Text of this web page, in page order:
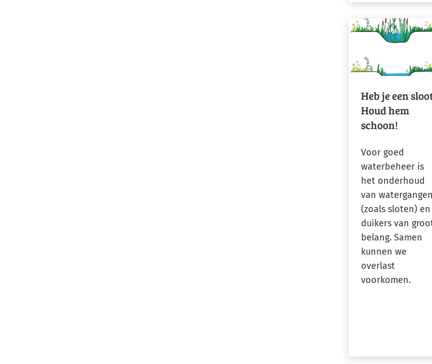
Heb je een
Houd hem
schoon!
Voor goed
waterbeheer is
het onderhoud
van watergangen
(zoals sloten) en
duikers van
belang. Samen
kunnen we
overlast
voorkomen.